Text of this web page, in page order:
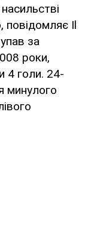
повідомляє Il
за
роки,
4 голи. 24-
минулого